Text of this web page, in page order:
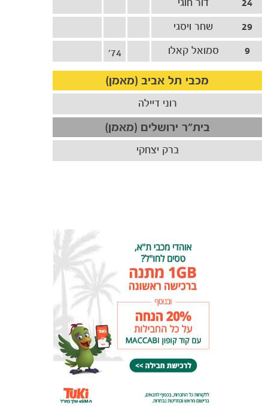
24
דור חוגי
29
שחר ויסגי
9
סמואל קאלו 74'
מכבי תל אביב (מאמן)
רוני דיילה
בית"ר ירושלים (מאמן)
ברק יצחקי